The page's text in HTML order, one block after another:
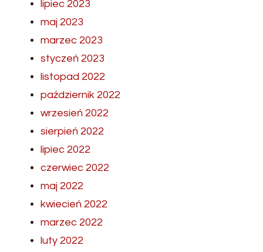
lipiec 2023
maj 2023
marzec 2023
styczeń 2023
listopad 2022
październik 2022
wrzesień 2022
sierpień 2022
lipiec 2022
czerwiec 2022
maj 2022
kwiecień 2022
marzec 2022
luty 2022